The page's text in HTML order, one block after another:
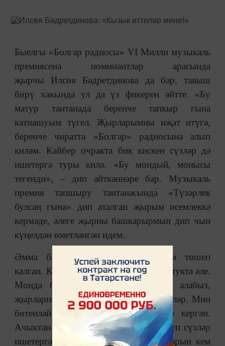
Быелгы «Болгар радиосы» VI Милли музыкаль
премиясенә номинантлар арасында
җырчы Илсөя Бәдретдинова да бар, тавыш
бирү хакында ул да үз фикерен әйтте. «Бу
матур тантанада беренче тапкыр гына
катнашуым түгел. Җырларымны иҗат итүгә,
беренче чиратта «Болгар» радиосына алып
киләм. Кайбер очракта бик кискен сүзләр дә
ишетергә туры килә. «Бу мондый, монысы
тегенди», ‒ дип әйткәннәре бар. Музыкаль
премия тапшыру тантанасында «Түзәрлек
булсаң гына» дип аталган җырым исемлеккә
кермәде, әлеге җырны башкарырмын дип чын
күңелдән өметләнгән идем.
Әмма барып чыкмады, ул җырым төшеп
калган. Кызык иттеләр мине. «Илсөя, тукта әле.
Монда бит халык фикерен исәпкә алабыз,
җырларны алар сайлый», ‒ дип әйттеләр. Мин
бөтенләй уйламаган җыр исемлеккә кергән.
Ачыктан-ачык сөйләшик әле, чөнки күп сүзләр
ишетергә туры килә. «Радиога җырларын кем